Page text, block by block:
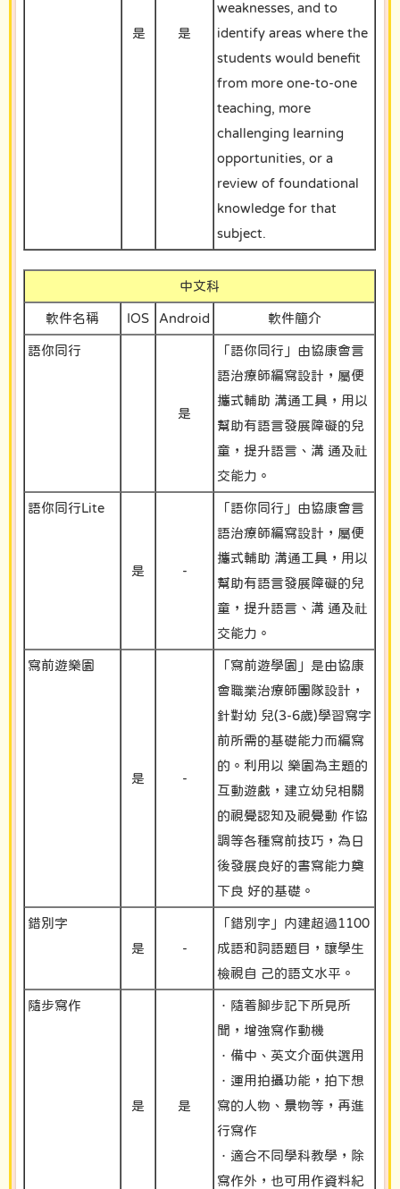
是 是
weaknesses, and to
identify areas where the
students would benefit
from more one-to-one
teaching, more
challenging learning
opportunities, or a
review of foundational
knowledge for that
subject.
中文科
軟件名稱 IOS Android 軟件簡介
語你同行
是
「語你同行」由協康會言
語治療師編寫設計，屬便
攜式輔助 溝通工具，用以
幫助有語言發展障礙的兒
童，提升語言、溝 通及社
交能力。
語你同行Lite
是 -
「語你同行」由協康會言
語治療師編寫設計，屬便
攜式輔助 溝通工具，用以
幫助有語言發展障礙的兒
童，提升語言、溝 通及社
交能力。
寫前遊樂園
是 -
「寫前遊學園」是由協康
會職業治療師團隊設計，
針對幼 兒(3-6歲)學習寫字
前所需的基礎能力而編寫
的。利用以 樂園為主題的
互動遊戲，建立幼兒相關
的視覺認知及視覺動 作協
調等各種寫前技巧，為日
後發展良好的書寫能力奠
下良 好的基礎。
錯別字
是
-
「錯別字」内建超過1100
成語和詞語題目，讓學生
檢視自 己的語文水平。
隨步寫作
是 是
．隨着腳步記下所見所
聞，增強寫作動機
．備中、英文介面供選用
．運用拍攝功能，拍下想
寫的人物、景物等，再進
行寫作
．適合不同學科教學，除
寫作外，也可用作資料紀